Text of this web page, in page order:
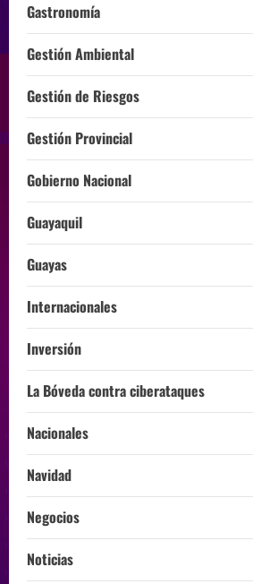
Gastronomía
Gestión Ambiental
Gestión de Riesgos
Gestión Provincial
Gobierno Nacional
Guayaquil
Guayas
Internacionales
Inversión
La Bóveda contra ciberataques
Nacionales
Navidad
Negocios
Noticias